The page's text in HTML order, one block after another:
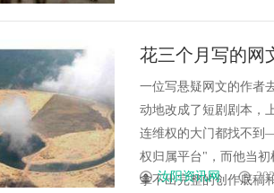
花三个月写的网
这才是版权律师
一位写悬疑网文的作者
动地改成了短剧剧本，
连维权的大门都找不到
权归属平台"，而他当
拿不出完整的创作底稿
汝阳资讯网